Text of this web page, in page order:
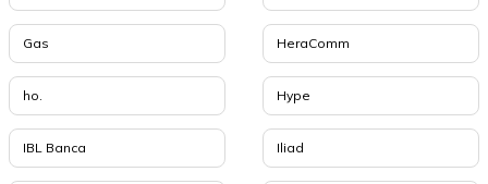
Gas HeraComm
ho. Hype
IBL Banca Iliad